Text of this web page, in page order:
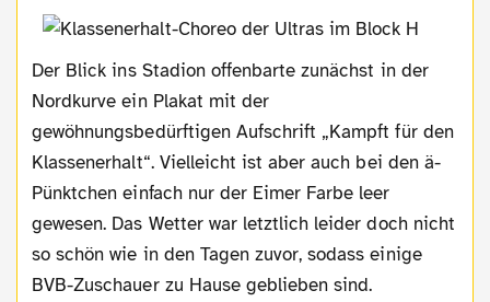
Der Blick ins Stadion offenbarte zunächst in der
Nordkurve ein Plakat mit der
gewöhnungsbedürftigen Aufschrift „Kampft für den
Klassenerhalt“. Vielleicht ist aber auch bei den ä-
Pünktchen einfach nur der Eimer Farbe leer
gewesen. Das Wetter war letztlich leider doch nicht
so schön wie in den Tagen zuvor, sodass einige
BVB-Zuschauer zu Hause geblieben sind.